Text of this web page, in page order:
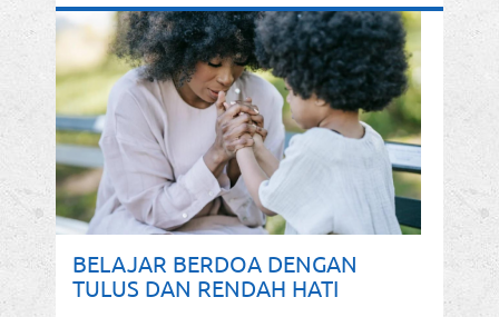
BELAJAR BERDOA DENGAN
TULUS DAN RENDAH HATI